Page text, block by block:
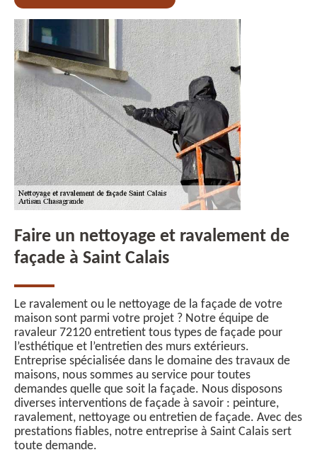
Faire un nettoyage et ravalement de
façade à Saint Calais
Le ravalement ou le nettoyage de la façade de votre
maison sont parmi votre projet ? Notre équipe de
ravaleur 72120 entretient tous types de façade pour
l’esthétique et l’entretien des murs extérieurs.
Entreprise spécialisée dans le domaine des travaux de
maisons, nous sommes au service pour toutes
demandes quelle que soit la façade. Nous disposons
diverses interventions de façade à savoir : peinture,
ravalement, nettoyage ou entretien de façade. Avec des
prestations fiables, notre entreprise à Saint Calais sert
toute demande.